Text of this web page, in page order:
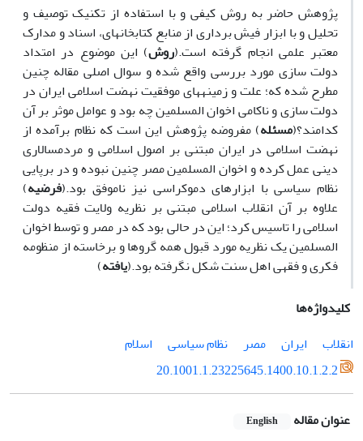
پژوهش حاضر به روش کیفی و با استفاده از تکنیک توصیف و
تحلیل و با ابزار فیش برداری از منابع کتابخانه‏ای، اسناد و مدارک
معتبر علمی انجام گرفته است.(روش) این موضوع در امتداد
دولت سازی مورد بررسی واقع شده و سوال اصلی مقاله چنین
مطرح شده که؛ علت و زمینه‏های موفقیت نهضت اسلامی ایران در
دولت سازی و ناکامی اخوان المسلمین چه بود و عوامل موثر بر آن
کدامند؟(مسئله) مفروضه پژوهش این است که نظام برآمده از
نهضت اسلامی در ایران مبتنی بر اصول اسلامی و مردمسالاری
دینی عمل کرده و اخوان المسلمین مصر چنین نبوده و در برپایی
نظام سیاسی با ابزارهای دموکراسی نیز ناموفق بود.(فرضیه)
علاوه بر آن انقلاب اسلامی مبتنی بر نظریه ولایت فقیه دولت
اسلامی را تاسیس کرد؛ این در حالی بود که در مصر و توسط اخوان
المسلمین یک نظریه مورد قبول همه گرو‏ها و برخاسته از منظومه
فکری و فقهی اهل سنت شکل نگرفته بود.(یافته)
کلیدواژه‌ها
انقلاب
ایران مصر نظام سیاسی
اسلام
20.1001.1.23225645.1400.10.1.2.2
عنوان مقاله English